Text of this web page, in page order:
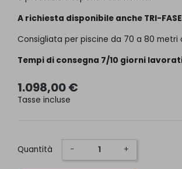
A richiesta disponibile anche TRI-FASE
Consigliata per piscine da 70 a 80 metri
Tempi di consegna 7/10 giorni
1.098,00 €
Tasse incluse
Quantità − +